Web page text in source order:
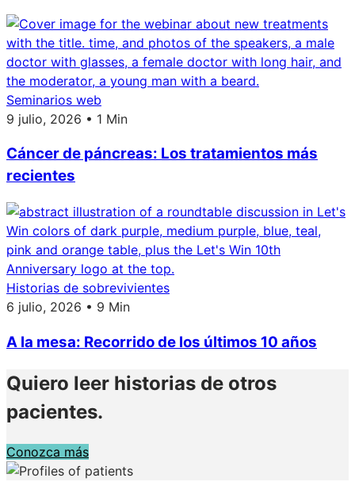
Seminarios web
9 julio, 2026 • 1 Min
Cáncer de páncreas: Los tratamientos más
recientes
Historias de sobrevivientes
6 julio, 2026 • 9 Min
A la mesa: Recorrido de los últimos 10 años
Quiero leer historias de otros
pacientes.
Conozca más